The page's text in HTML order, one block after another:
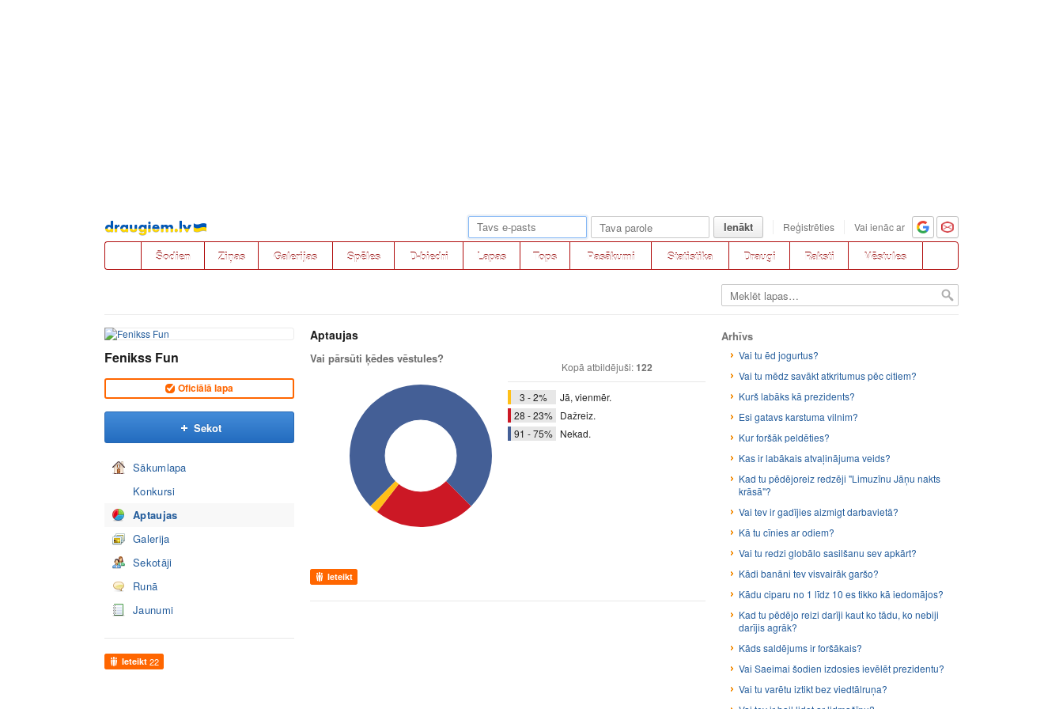
Pāriet
uz
saturu
Ienākt Reģistrēties Vai ienāc ar
Šodien Ziņas Galerijas Spēles D-biedri Lapas Tops Pasākumi Statistika Draugi Raksti Vēstules
Fenikss Fun
Oficiālā lapa
Sekot
Sākumlapa
Konkursi
Aptaujas
Galerija
Sekotāji
Runā
Jaunumi
Ieteikt 22
Aptaujas
Vai pārsūti ķēdes vēstules?
Kopā atbildējuši:122
3 - 2%
Jā, vienmēr.
28 - 23% Dažreiz.
91 - 75% Nekad.
Ieteikt
Arhīvs
Vai tu ēd jogurtus?
Vai tu mēdz savākt atkritumus pēc citiem?
Kurš labāks kā prezidents?
Esi gatavs karstuma vilnim?
Kur foršāk peldēties?
Kas ir labākais atvaļinājuma veids?
Kad tu pēdējoreiz redzēji "Limuzīnu Jāņu nakts
krāsā"?
Vai tev ir gadījies aizmigt darbavietā?
Kā tu cīnies ar odiem?
Vai tu redzi globālo sasilšanu sev apkārt?
Kādi banāni tev visvairāk garšo?
Kādu ciparu no 1 līdz 10 es tikko kā iedomājos?
Kad tu pēdējo reizi darīji kaut ko tādu, ko nebiji
darījis agrāk?
Kāds saldējums ir foršākais?
Vai Saeimai šodien izdosies ievēlēt prezidentu?
Vai tu varētu iztikt bez viedtālruņa?